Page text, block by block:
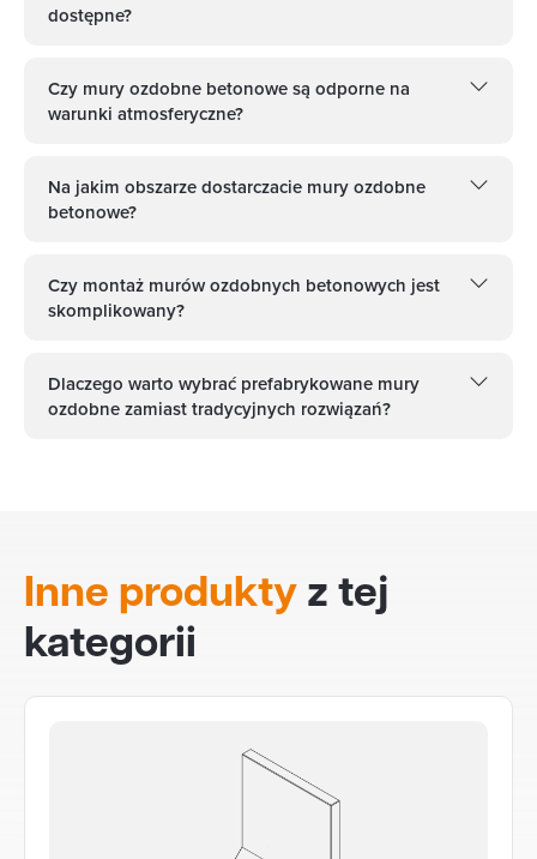
dostępne?
Czy mury ozdobne betonowe są odporne na
warunki atmosferyczne?
Na jakim obszarze dostarczacie mury ozdobne
betonowe?
Czy montaż murów ozdobnych betonowych jest
skomplikowany?
Dlaczego warto wybrać prefabrykowane mury
ozdobne zamiast tradycyjnych rozwiązań?
Inne produkty z tej
kategorii